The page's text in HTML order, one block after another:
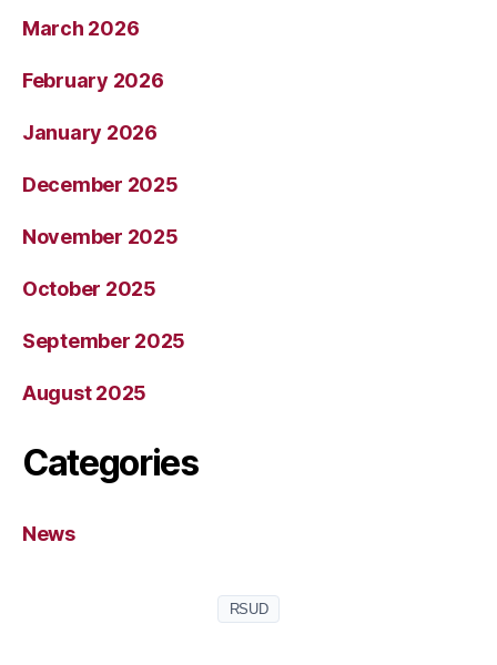
March 2026
February 2026
January 2026
December 2025
November 2025
October 2025
September 2025
August 2025
Categories
News
RSUD